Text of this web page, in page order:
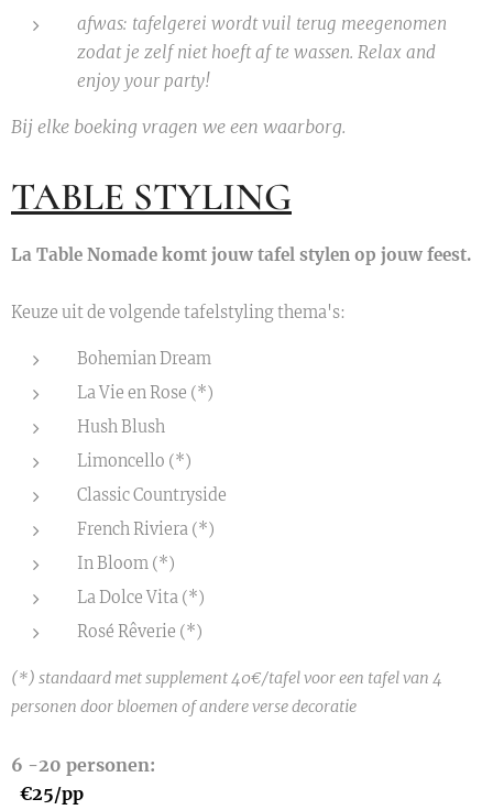
afwas: tafelgerei wordt vuil terug meegenomen
zodat je zelf niet hoeft af te wassen. Relax and
enjoy your party!
Bij elke boeking vragen we een waarborg.
TABLE STYLING
La Table Nomade komt jouw tafel stylen op jouw feest.
Keuze uit de volgende tafelstyling thema's:
Bohemian Dream
La Vie en Rose (*)
Hush Blush
Limoncello (*)
Classic Countryside
French Riviera (*)
In Bloom (*)
La Dolce Vita (*)
Rosé Rêverie (*)
(*) standaard met supplement 40€/tafel voor een tafel van 4
personen door bloemen of andere verse decoratie
6 -20 personen:
€25/pp